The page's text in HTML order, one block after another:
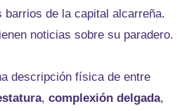
barrios de la capital alcarreña.
noticias sobre su paradero.
descripción física de entre
, complexión delgada,